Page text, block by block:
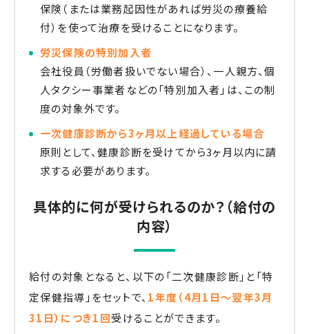
保険（または業務起因性があれば労災の療養給
付）を使って治療を受けることになります。
労災保険の特別加入者
会社役員（労働者扱いでない場合）、一人親方、個
人タクシー事業者などの「特別加入者」は、この制
度の対象外です。
一次健康診断から3ヶ月以上経過している場合
原則として、健康診断を受けてから3ヶ月以内に請
求する必要があります。
具体的に何が受けられるのか？（給付の
内容）
給付の対象となると、以下の「二次健康診断」と「特
定保健指導」をセットで、 1年度（4月1日〜翌年3月
31日）につき1回受けることができます。